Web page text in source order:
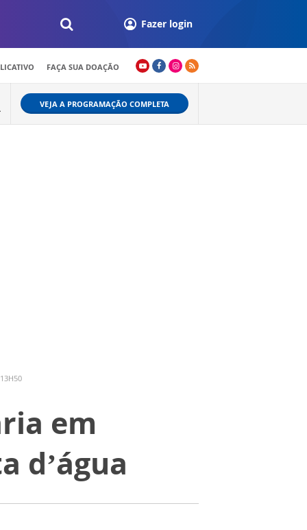
Fazer login
FAÇA SUA DOAÇÃO
VEJA A PROGRAMAÇÃO COMPLETA
em
d’água